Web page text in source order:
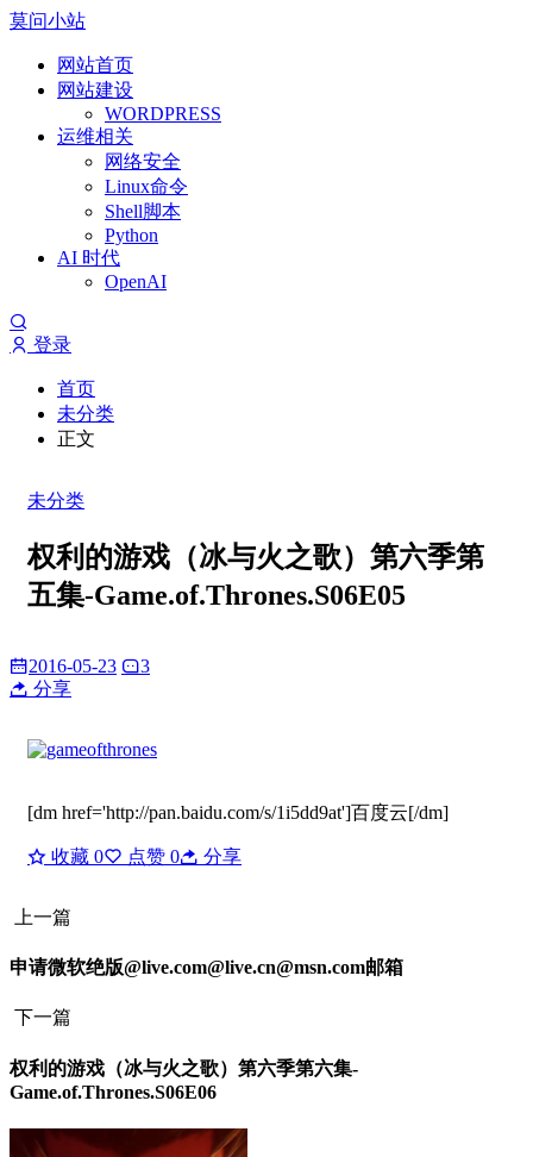
莫问小站
网站首页
网站建设
WORDPRESS
运维相关
网络安全
Linux命令
Shell脚本
Python
AI 时代
OpenAI
登录
首页
未分类
正文
未分类
权利的游戏（冰与火之歌）第六季第
五集-Game.of.Thrones.S06E05
2016-05-23
3
分享
[dm href='http://pan.baidu.com/s/1i5dd9at']百度云[/dm]
收藏 0 点赞 0 分享
上一篇
申请微软绝版@live.com@live.cn@msn.com邮箱
下一篇
权利的游戏（冰与火之歌）第六季第六集-
Game.of.Thrones.S06E06